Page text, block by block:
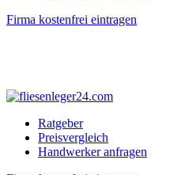
Firma kostenfrei eintragen
Ratgeber
Preisvergleich
Handwerker anfragen